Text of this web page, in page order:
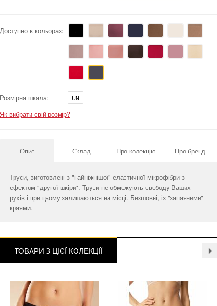
Доступно в кольорах:
Розмірна шкала: UN
Як вибрати свій розмір?
Опис Склад Про колекцію Про бренд
Труси, виготовлені з "найніжнішої" еластичної мікрофібри з
ефектом "другої шкіри". Труси не обмежують свободу Ваших
рухів і при цьому залишаються на місці. Безшовні, із "запаяними"
краями.
ТОВАРИ З ЦІЄЇ КОЛЕКЦІЇ